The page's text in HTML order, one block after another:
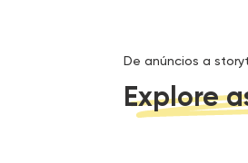
De anúncios a
Explore